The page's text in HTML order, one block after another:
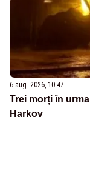
6 aug. 2026, 10:47
Trei morți în
Harkov